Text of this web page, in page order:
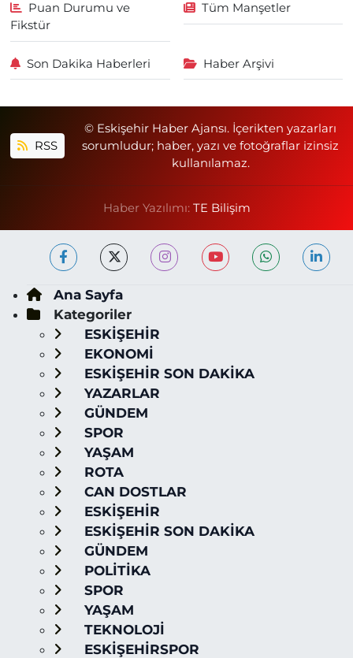
Puan Durumu ve
Fikstür
Tüm Manşetler
Son Dakika Haberleri Haber Arşivi
RSS
© Eskişehir Haber Ajansı. İçerikten yazarları
sorumludur; haber, yazı ve fotoğraflar izinsiz
kullanılamaz.
Haber Yazılımı: TE Bilişim
Ana Sayfa
Kategoriler
ESKİŞEHİR
EKONOMİ
ESKİŞEHİR SON DAKİKA
YAZARLAR
GÜNDEM
SPOR
YAŞAM
ROTA
CAN DOSTLAR
ESKİŞEHİR
ESKİŞEHİR SON DAKİKA
GÜNDEM
POLİTİKA
SPOR
YAŞAM
TEKNOLOJİ
ESKİŞEHİRSPOR